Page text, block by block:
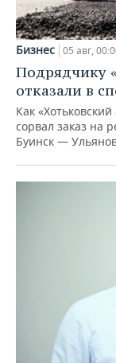
Бизнес 05 авг,
Подрядчику
отказали в
Как
сорвал заказ на
Буинск —